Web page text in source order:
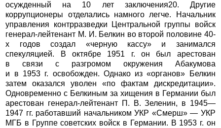
осужденный на 10 лет заключения20. Другие
коррупционеры отделались намного легче. Начальник
управления контрразведки Центральной группы войск
генерал-лейтенант М. И. Белкин во второй половине 40-
х годов создал «черную кассу» и занимался
спекуляцией. В октябре 1951 г. он был арестован
в связи с разгромом окружения Абакумова
и в 1953 г. освобожден. Однако из «органов» Белкин
затем оказался уволен «по фактам дискредитации».
Одновременно с Белкиным за хищения в Германии был
арестован генерал-лейтенант П. В. Зеленин, в 1945—
1947 гг. работавший начальником УКР «Смерш» — УКР
МГБ в Группе советских войск в Германии. В 1953 г. он